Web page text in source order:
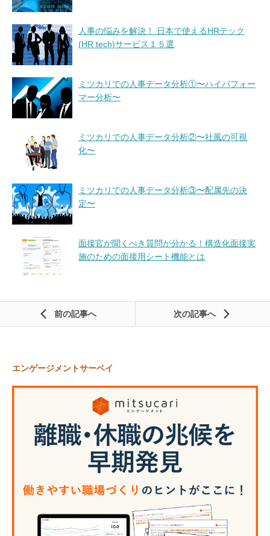
人事の悩みを解決！ 日本で使えるHRテック
(HR tech)サービス１５選
ミツカリでの人事データ分析①〜ハイパフォー
マー分析〜
ミツカリでの人事データ分析②〜社風の可視
化〜
ミツカリでの人事データ分析③〜配属先の決
定〜
面接官が聞くべき質問が分かる！構造化面接実
施のための面接用シート機能とは
前の記事 次の記事
エンゲージメントサーベイ